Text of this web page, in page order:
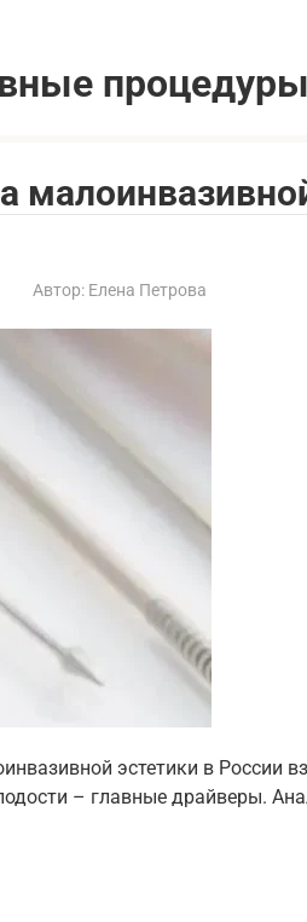
процедуры
Автор: Елена Петрова
эстетики в России
– главные драйверы.